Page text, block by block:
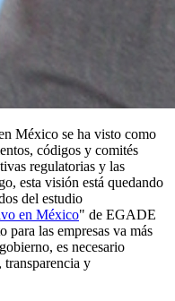
México se ha visto como
códigos y comités
regulatorias y las
esta visión está quedando
del estudio
en México" de EGADE
para las empresas va más
es necesario
transparencia y